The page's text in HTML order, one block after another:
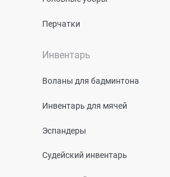
Перчатки
Инвентарь
Воланы для бадминтона
Инвентарь для мячей
Эспандеры
Судейский инвентарь